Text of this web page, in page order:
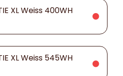
XL Weiss 400WH
XL Weiss 545WH